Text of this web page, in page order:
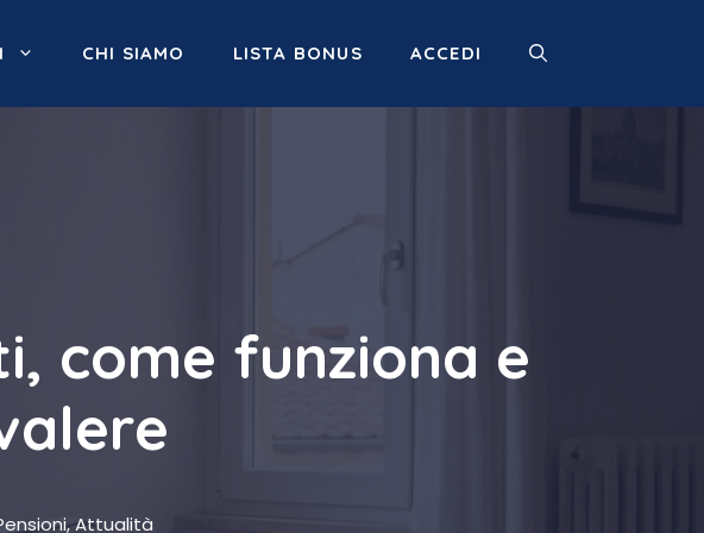
CHI SIAMO LISTA BONUS ACCEDI
come funziona e
,Attualità